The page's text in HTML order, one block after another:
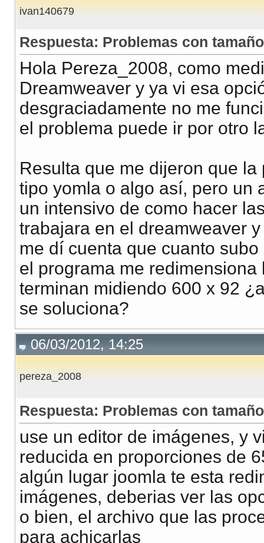
ivan140679
Respuesta: Problemas con
Hola Pereza_2008, como
Dreamweaver y ya vi esa
desgraciadamente no me
el problema puede ir por otro
Resulta que me dijeron que
tipo yomla o algo así, pero un
un intensivo de como hacer
trabajara en el dreamweaver
me dí cuenta que cuanto
el programa me
terminan midiendo 600 x 92
se soluciona?
06/03/2012, 14:25
pereza_2008
Respuesta: Problemas con
use un editor de imágenes, y
reducida en proporciones de
algún lugar joomla te esta
imágenes, deberias ver las
o bien, el archivo que las
para achicarlas